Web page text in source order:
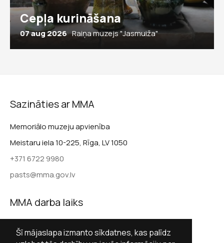
Šī mājaslapa izmanto sīkdatnes, kas palīdz
Cepļa kurināšana
07 aug 2026 Raiņa muzejs "Jasmuiža"
Sazināties ar MMA
Memoriālo muzeju apvienība
Meistaru iela 10-225, Rīga, LV 1050
+371 6722 9980
pasts@mma.gov.lv
MMA darba laiks
Sestdienās slēgts